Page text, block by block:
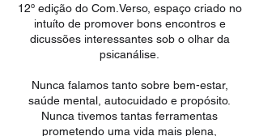
12º edição do Com.Verso, espaço criado no
intuíto de promover bons encontros e
dicussões interessantes sob o olhar da
psicanálise.
Nunca falamos tanto sobre bem-estar,
saúde mental, autocuidado e propósito.
Nunca tivemos tantas ferramentas
prometendo uma vida mais plena,